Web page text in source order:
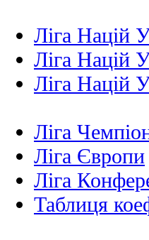
Ліга Націй
Ліга Націй
Ліга Націй
Ліга
Ліга Європи
Ліга
Таблиця